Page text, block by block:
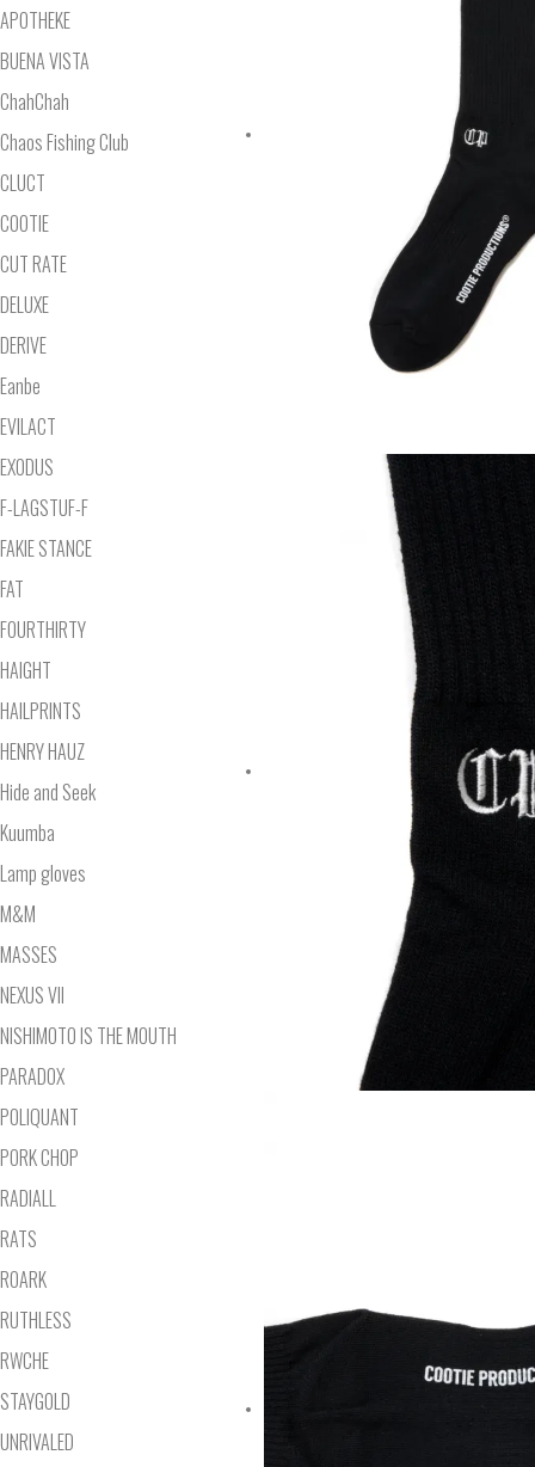
APOTHEKE
BUENA VISTA
ChahChah
Chaos Fishing Club
CLUCT
COOTIE
CUT RATE
DELUXE
DERIVE
Eanbe
EVILACT
EXODUS
F-LAGSTUF-F
FAKIE STANCE
FAT
FOURTHIRTY
HAIGHT
HAILPRINTS
HENRY HAUZ
Hide and Seek
Kuumba
Lamp gloves
M&M
MASSES
NEXUS VII
NISHIMOTO IS THE MOUTH
PARADOX
POLIQUANT
PORK CHOP
RADIALL
RATS
ROARK
RUTHLESS
RWCHE
STAYGOLD
UNRIVALED